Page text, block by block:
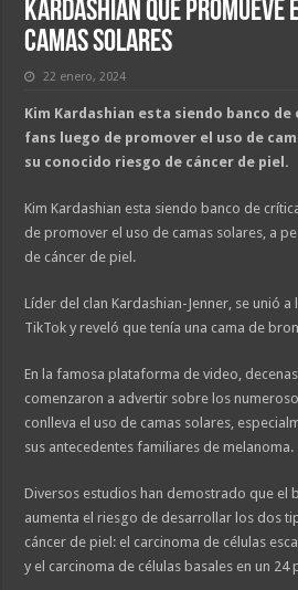
Kardashian que promueve
camas solares
22 enero, 2024
Kim Kardashian esta siendo banco
fans luego de promover el uso de
su conocido riesgo de cáncer de piel.
Kim Kardashian esta siendo banco de
de promover el uso de camas solares, a
de cáncer de piel.
Líder del clan Kardashian-Jenner, se unió a
TikTok y reveló que tenía una cama de
En la famosa plataforma de video,
comenzaron a advertir sobre los
conlleva el uso de camas solares,
sus antecedentes familiares de melanoma.
Diversos estudios han demostrado que el
aumenta el riesgo de desarrollar los dos
cáncer de piel: el carcinoma de células
y el carcinoma de células basales en un 24